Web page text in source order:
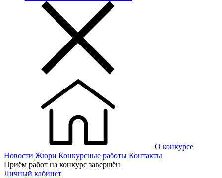
О конкурсе
Новости Жюри Конкурсные работы Контакты
Приём работ на конкурс завершён
Личный кабинет